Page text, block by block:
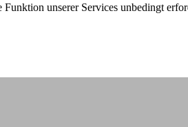
unserer Services unbedingt